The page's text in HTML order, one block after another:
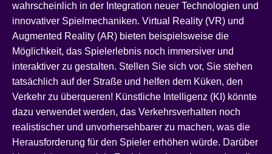
wahrscheinlich in der Integration neuer Technologien und
innovativer Spielmechaniken. Virtual Reality (VR) und
Augmented Reality (AR) bieten beispielsweise die
Möglichkeit, das Spielerlebnis noch immersiver und
interaktiver zu gestalten. Stellen Sie sich vor, Sie stehen
tatsächlich auf der Straße und helfen dem Küken, den
Verkehr zu überqueren! Künstliche Intelligenz (KI) könnte
dazu verwendet werden, das Verkehrsverhalten noch
realistischer und unvorhersehbarer zu machen, was die
Herausforderung für den Spieler erhöhen würde. Darüber